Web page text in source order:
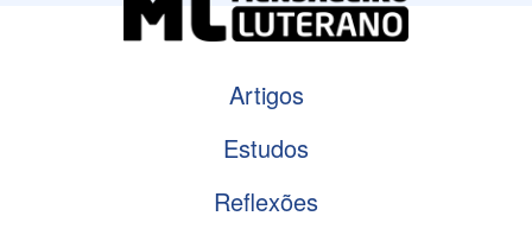
Artigos
Estudos
Reflexões